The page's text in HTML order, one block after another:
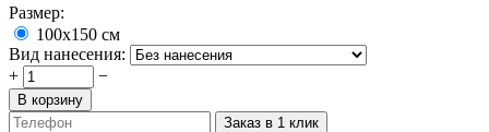
Размер:
100x150 см
Вид нанесения:
+
−
В корзину
Заказ в 1 клик